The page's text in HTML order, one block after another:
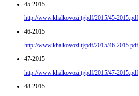
45-2015
http://www.khalkovozi.tj/pdf/2015/45-2015.pdf
46-2015
http://www.khalkovozi.tj/pdf/2015/46-2015.pdf
47-2015
http://www.khalkovozi.tj/pdf/2015/47-2015.pdf
48-2015